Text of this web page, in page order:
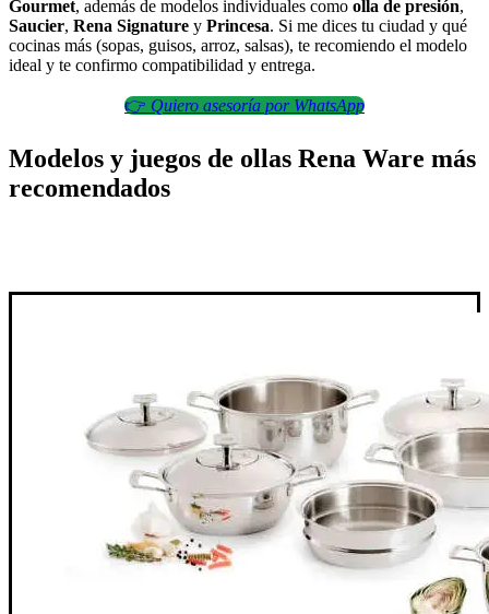
Gourmet, además de modelos individuales como olla de presión,
Saucier, Rena Signature y Princesa. Si me dices tu ciudad y qué
cocinas más (sopas, guisos, arroz, salsas), te recomiendo el modelo
ideal y te confirmo compatibilidad y entrega.
👉 Quiero asesoría por WhatsApp
Modelos y juegos de ollas Rena Ware más
recomendados